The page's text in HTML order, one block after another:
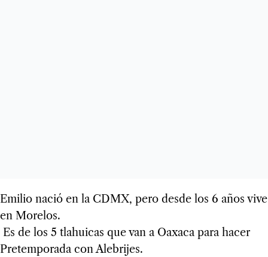
Emilio nació en la CDMX, pero desde los 6 años vive
en Morelos.
Es de los 5 tlahuicas que van a Oaxaca para hacer
Pretemporada con Alebrijes.